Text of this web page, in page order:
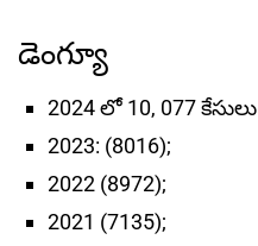
డెంగ్యూ
2024 లో 10, 077 కేసులు
2023: (8016);
2022 (8972);
2021 (7135);